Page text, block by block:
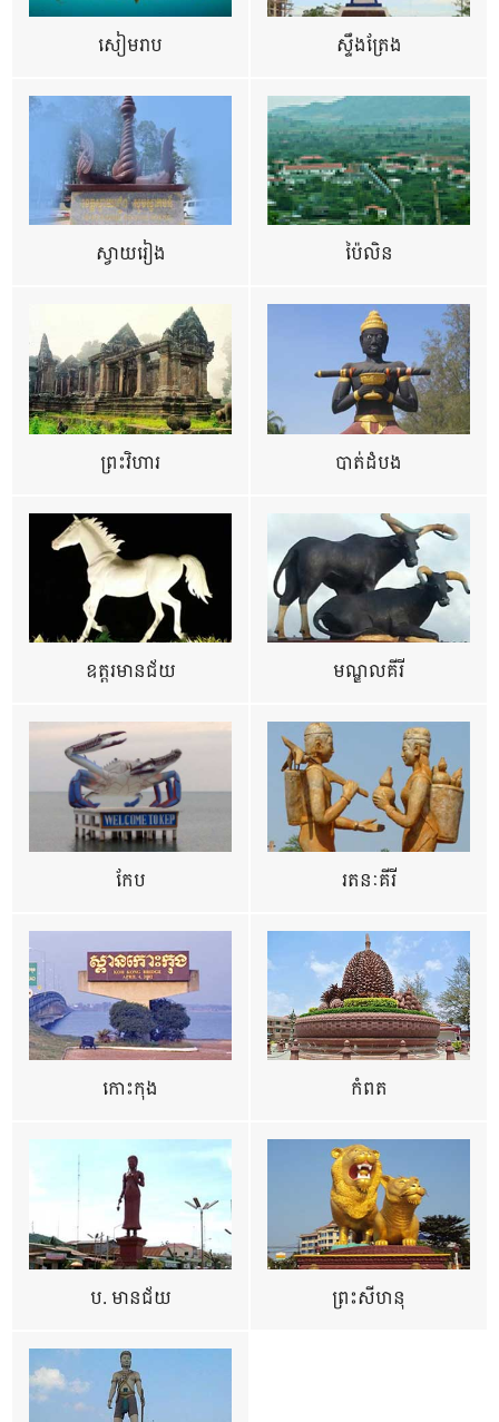
សៀមរាប ស្ទឹងត្រែង
ស្វាយរៀង ប៉ៃលិន
ព្រះវិហារ បាត់ដំបង
ឧត្ដរមានជ័យ មណ្ឌលគីរី
កែប រតនៈគីរី
កោះកុង កំពត
ប. មានជ័យ ព្រះសីហនុ